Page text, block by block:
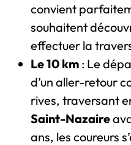
convient
souhaitent
effectuer la
Le 10 km: Le
d’un aller-retour
rives, traversant
Saint-Nazaire
ans, les coureurs